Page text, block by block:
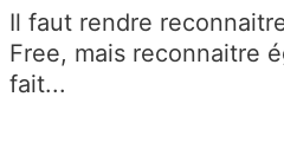
Il faut rendre
Free, mais reconnaitre
fait...